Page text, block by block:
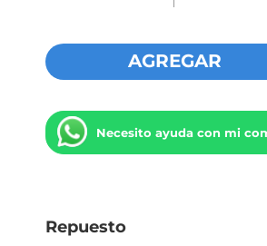
AGREGAR
Necesito ayuda con mi
Repuesto